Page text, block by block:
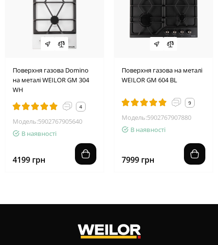
Поверхня газова Domino
на металі WEILOR GM 304
WH
4
Модель:5902767905640
В наявності
4199 грн
Поверхня газова на металі
WEILOR GM 604 BL
9
Модель:5902767907880
В наявності
7999 грн